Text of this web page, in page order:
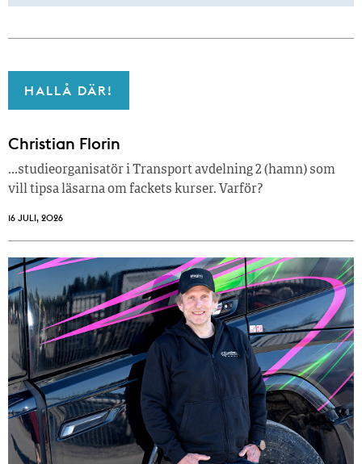
HALLÅ DÄR!
Christian Florin
…studieorganisatör i Transport avdelning 2 (hamn) som
vill tipsa läsarna om fackets kurser. Varför?
16 JULI, 2026